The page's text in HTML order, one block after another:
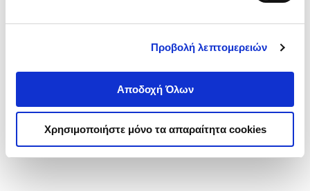
Προβολή λεπτομερειών
Αποδοχή Όλων
Χρησιμοποιήστε μόνο τα απαραίτητα cookies